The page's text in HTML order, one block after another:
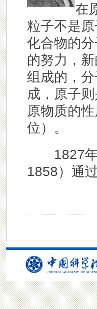
在
粒子不是
化合物的
的努力，
组成的，
成，原子
原物质的
位）。
1827年
1858）通